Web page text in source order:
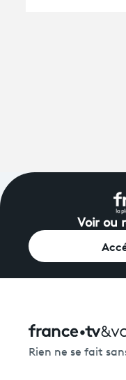
Voir ou
Rien ne se fait